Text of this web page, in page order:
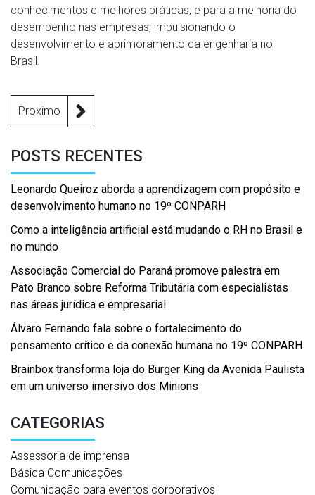
conhecimentos e melhores práticas, e para a melhoria do
desempenho nas empresas, impulsionando o
desenvolvimento e aprimoramento da engenharia no
Brasil.
Proximo
POSTS RECENTES
Leonardo Queiroz aborda a aprendizagem com propósito e
desenvolvimento humano no 19º CONPARH
Como a inteligência artificial está mudando o RH no Brasil e
no mundo
Associação Comercial do Paraná promove palestra em
Pato Branco sobre Reforma Tributária com especialistas
nas áreas jurídica e empresarial
Álvaro Fernando fala sobre o fortalecimento do
pensamento crítico e da conexão humana no 19º CONPARH
Brainbox transforma loja do Burger King da Avenida Paulista
em um universo imersivo dos Minions
CATEGORIAS
Assessoria de imprensa
Básica Comunicações
Comunicação para eventos corporativos